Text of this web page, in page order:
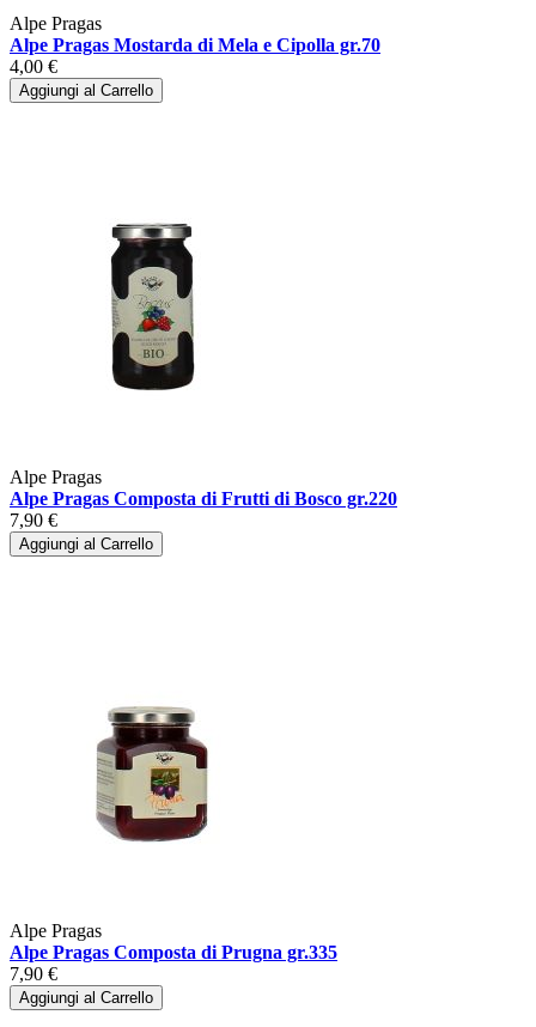
Alpe Pragas
Alpe Pragas Mostarda di Mela e Cipolla gr.70
4,00 €
Aggiungi al Carrello
Alpe Pragas
Alpe Pragas Composta di Frutti di Bosco gr.220
7,90 €
Aggiungi al Carrello
Alpe Pragas
Alpe Pragas Composta di Prugna gr.335
7,90 €
Aggiungi al Carrello